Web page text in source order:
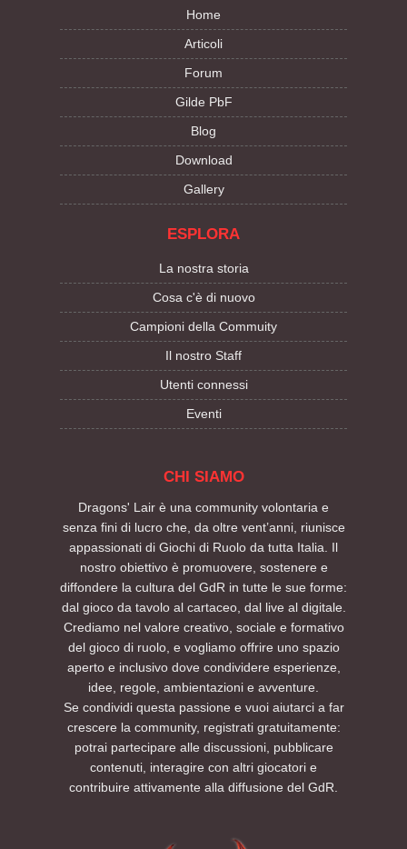
Home
Articoli
Forum
Gilde PbF
Blog
Download
Gallery
ESPLORA
La nostra storia
Cosa c'è di nuovo
Campioni della Commuity
Il nostro Staff
Utenti connessi
Eventi
CHI SIAMO
Dragons' Lair è una community volontaria e
senza fini di lucro che, da oltre vent’anni, riunisce
appassionati di Giochi di Ruolo da tutta Italia. Il
nostro obiettivo è promuovere, sostenere e
diffondere la cultura del GdR in tutte le sue forme:
dal gioco da tavolo al cartaceo, dal live al digitale.
Crediamo nel valore creativo, sociale e formativo
del gioco di ruolo, e vogliamo offrire uno spazio
aperto e inclusivo dove condividere esperienze,
idee, regole, ambientazioni e avventure.
Se condividi questa passione e vuoi aiutarci a far
crescere la community, registrati gratuitamente:
potrai partecipare alle discussioni, pubblicare
contenuti, interagire con altri giocatori e
contribuire attivamente alla diffusione del GdR.